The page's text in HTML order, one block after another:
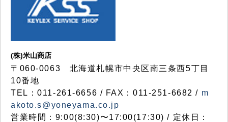
(株)米山商店
〒060-0063 北海道札幌市中央区南三条西5丁目
10番地
TEL：011-261-6656 / FAX：011-251-6682 / m
akoto.s@yoneyama.co.jp
営業時間：9:00(8:30)〜17:00(17:30) / 定休日：